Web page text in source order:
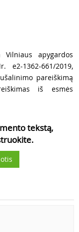
apygardos
1362-661/2019,
pareiškimą
iš esmės
tekstą,